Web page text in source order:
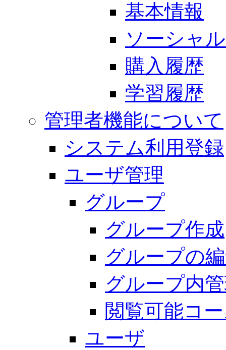
基本情報
ソーシャ
購入履歴
学習履歴
管理者機能について
システム利用登録
ユーザ管理
グループ
グループ作成
グループの
グループ内
閲覧可能コ
ユーザ